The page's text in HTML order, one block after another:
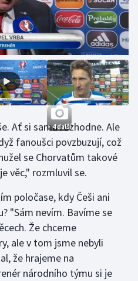
+ 4 další
Ať si sama rozhodne. Ale
fanoušci povzbuzují, což
se Chorvatům takové
věc," rozmluvil se.
poločase, kdy Češi ani
"Sám nevím. Bavíme se
Že chceme
ale v tom jsme nebyli
že hrajeme na
národního týmu si je